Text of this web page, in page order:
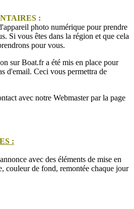
:
photo numérique pour prendre
Si vous êtes dans la région et que cela
pour vous.
sur Boat.fr a été mis en place pour
d'email. Ceci vous permettra de
avec notre Webmaster par la page
:
avec des éléments de mise en
couleur de fond, remontée chaque jour